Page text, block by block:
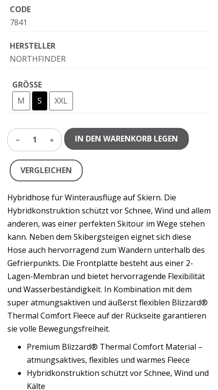
CODE
7841
HERSTELLER
NORTHFINDER
GRÖSSE
M
S XXL
1 IN DEN WARENKORB LEGEN
VERGLEICHEN
Hybridhose für Winterausflüge auf Skiern. Die
Hybridkonstruktion schützt vor Schnee, Wind und allem
anderen, was einer perfekten Skitour im Wege stehen
kann. Neben dem Skibergsteigen eignet sich diese
Hose auch hervorragend zum Wandern unterhalb des
Gefrierpunkts. Die Frontplatte besteht aus einer 2-
Lagen-Membran und bietet hervorragende Flexibilität
und Wasserbeständigkeit. In Kombination mit dem
super atmungsaktiven und äußerst flexiblen Blizzard®
Thermal Comfort Fleece auf der Rückseite garantieren
sie volle Bewegungsfreiheit.
Premium Blizzard® Thermal Comfort Material –
atmungsaktives, flexibles und warmes Fleece
Hybridkonstruktion schützt vor Schnee, Wind und
Kälte